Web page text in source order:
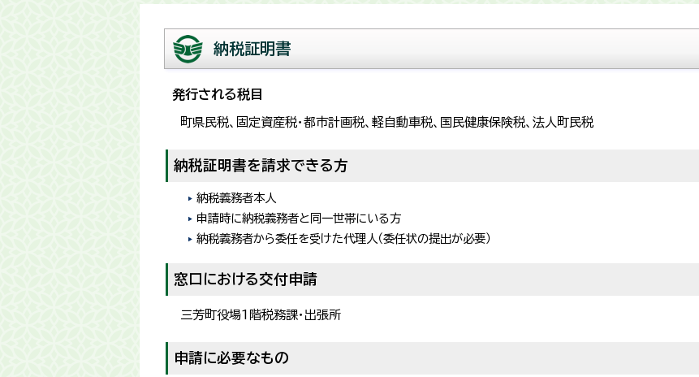
納税証明書
発行される税目
町県民税、固定資産税・都市計画税、軽自動車税、国民健康保険税、法人町民税
納税証明書を請求できる方
納税義務者本人
申請時に納税義務者と同一世帯にいる方
納税義務者から委任を受けた代理人（委任状の提出が必要）
窓口における交付申請
三芳町役場1階税務課・出張所
申請に必要なもの